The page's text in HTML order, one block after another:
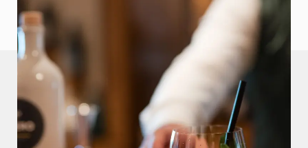
06 Attività
Inverno
Must see
Esperienze
07 Eventi